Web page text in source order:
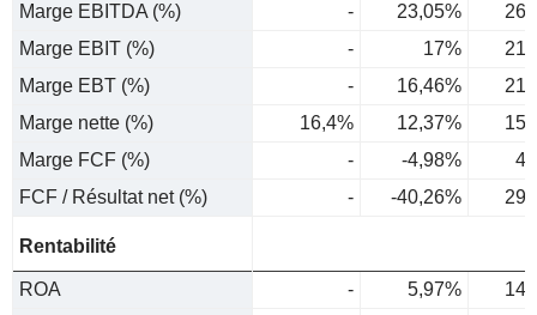
Marge EBITDA (%) - 23,05%
Marge EBIT (%)
- 17%
Marge EBT (%)
- 16,46%
Marge nette (%)
16,4% 12,37%
Marge FCF (%)
- -4,98%
FCF / Résultat net (%)
- -40,26%
Rentabilité
ROA - 5,97%